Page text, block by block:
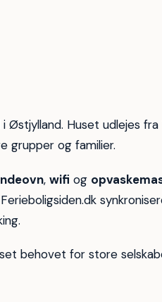
Østjylland. Huset udlejes
grupper og familier.
, wifi og
behovet for store